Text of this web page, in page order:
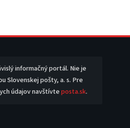
informačný portál. Nie je
Slovenskej pošty, a. s. Pre
údajov navštívteposta.sk.